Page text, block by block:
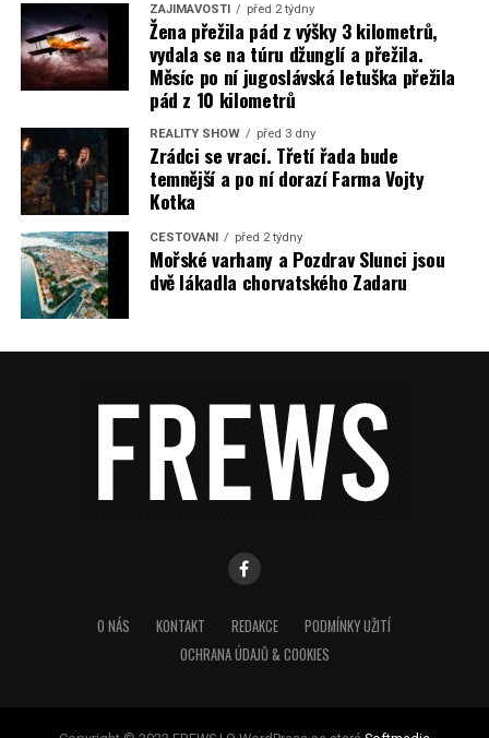
ZAJÍMAVOSTI před 2 týdny
Žena přežila pád z výšky 3 kilometrů,
vydala se na túru džunglí a přežila.
Měsíc po ní jugoslávská letuška přežila
pád z 10 kilometrů
REALITY SHOW před 3 dny
Zrádci se vrací. Třetí řada bude
temnější a po ní dorazí Farma Vojty
Kotka
CESTOVÁNÍ před 2 týdny
Mořské varhany a Pozdrav Slunci jsou
dvě lákadla chorvatského Zadaru
O NÁS KONTAKT REDAKCE
PODMÍNKY UŽITÍ
OCHRANA ÚDAJŮ & COOKIES